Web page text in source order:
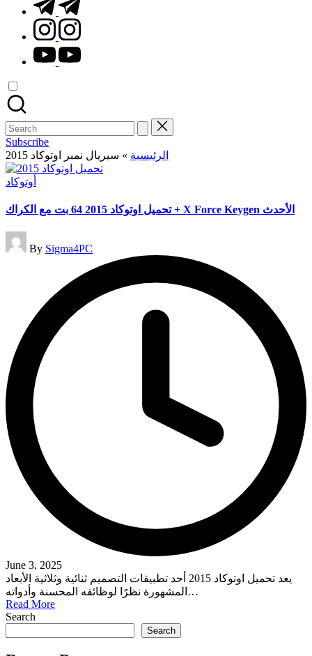
instagram.com
youtube.com
Search
for:
Subscribe
الرئيسية » سيريال نمبر اوتوكاد 2015
Posted
أوتوكاد
تحميل اوتوكاد 2015 64 بت مع الكراك + X Force Keygen الأحدث
Posted
by
By Sigma4PC
June 3, 2025
يعد تحميل اوتوكاد 2015 أحد تطبيقات التصميم ثنائية وثلاثية الأبعاد
المشهورة نظرًا لوظائفه المحسنة وأدواته…
Read More
Search
Search